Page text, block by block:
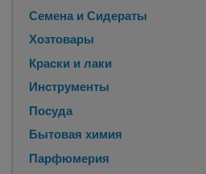
Семена и Сидераты
Хозтовары
Краски и лаки
Инструменты
Посуда
Бытовая химия
Парфюмерия